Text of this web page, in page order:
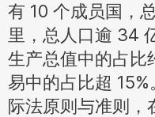
有 10 个成员国，
里，总人口逾 34
生产总值中的占比
易中的占比超
际法原则与准则，